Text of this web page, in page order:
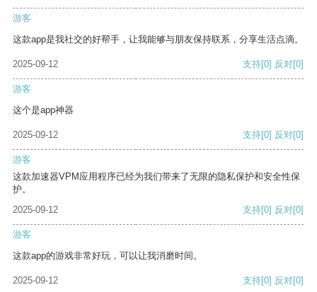
游客
这款app是我社交的好帮手，让我能够与朋友保持联系，分享生活点滴。
2025-09-12 支持[0] 反对[0]
游客
这个是app神器
2025-09-12 支持[0] 反对[0]
游客
这款加速器VPM应用程序已经为我们带来了无限的隐私保护和安全性保
护。
2025-09-12
支持[0] 反对[0]
游客
这款app的游戏非常好玩，可以让我消磨时间。
2025-09-12 支持[0] 反对[0]